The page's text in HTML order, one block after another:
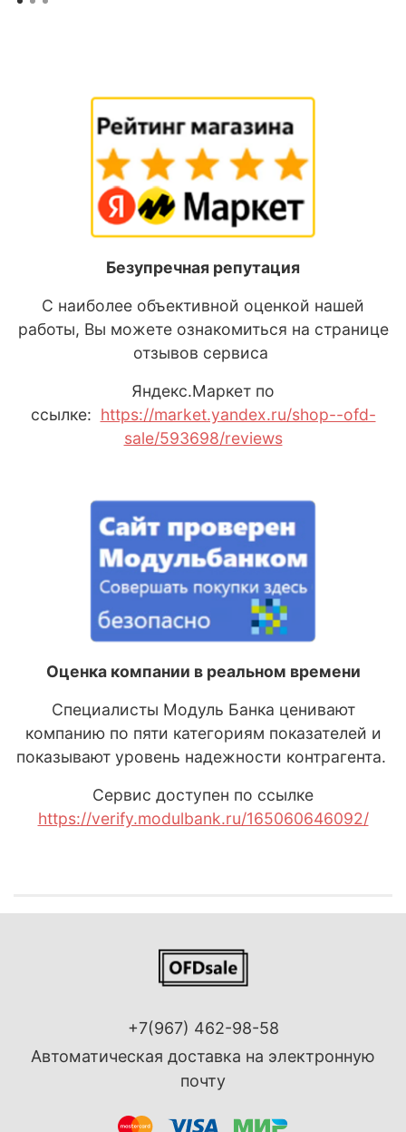
Безупречная репутация
С наиболее объективной оценкой нашей
работы, Вы можете ознакомиться на странице
отзывов сервиса
Яндекс.Маркет по
ссылке: https://market.yandex.ru/shop--ofd-
sale/593698/reviews
Оценка компании в реальном времени
Специалисты Модуль Банка ценивают
компанию по пяти категориям показателей и
показывают уровень надежности контрагента.
Сервис доступен по ссылке
https://verify.modulbank.ru/165060646092/
+7(967) 462-98-58
Автоматическая доставка на электронную
почту